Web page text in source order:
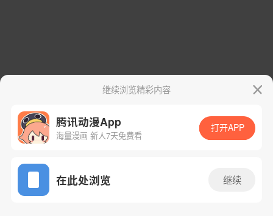
App免费看
继续浏览精彩内容
腾讯动漫App
海量漫画 新人7天免费看
打开APP
在此处浏览 继续